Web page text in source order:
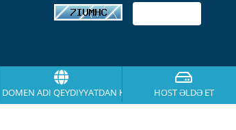
DOMEN ADI QEYDIYYATDAN KEÇIRT HOST ƏLDƏ ET